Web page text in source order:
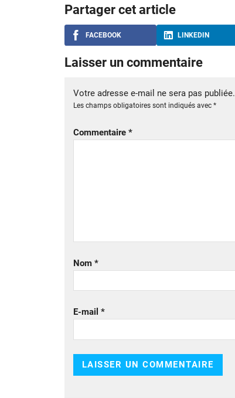
Partager cet article
FACEBOOK LINKEDIN
Laisser un commentaire
Votre adresse e-mail ne sera pas publiée.
Les champs obligatoires sont indiqués avec *
Commentaire *
Nom *
E-mail *